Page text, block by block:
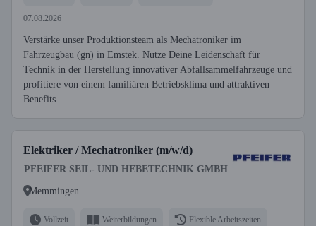
07.08.2026
Verstärke unser Produktionsteam als Mechatroniker im
Fahrzeugbau (gn) in Emstek. Nutze Deine Leidenschaft für
Technik in der Herstellung innovativer Abfallsammelfahrzeuge und
profitiere von einem familiären Betriebsklima und attraktiven
Benefits.
Elektriker / Mechatroniker (m/w/d)
PFEIFER SEIL- UND HEBETECHNIK GMBH
Memmingen
Vollzeit Weiterbildungen Flexible Arbeitszeiten